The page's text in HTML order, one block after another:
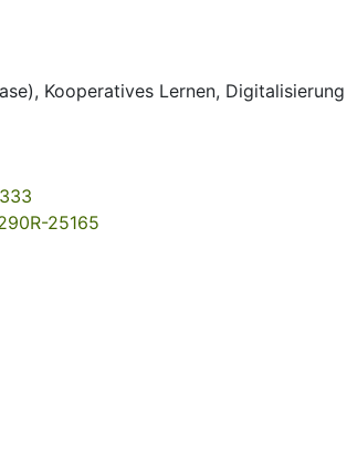
, Kooperatives Lernen, Digitalisierung
25165